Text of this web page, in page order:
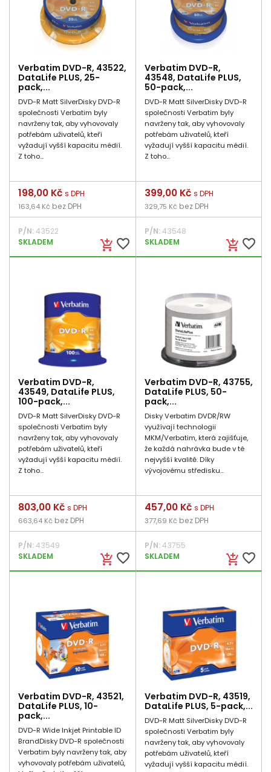
Verbatim DVD-R, 43522,
DataLife PLUS, 25-
pack,...
DVD-R Matt SilverDisky DVD-R
společnosti Verbatim byly
navrženy tak, aby vyhovovaly
potřebám uživatelů, kteří
vyžadují vyšší kapacitu médií.
Z toho...
add_shopping_cart favorite_border
Cena
198,00 Kč s DPH
163,64 Kč bez DPH
P/N:43522
SKLADEM
Verbatim DVD-R,
43548, DataLife PLUS,
50-pack,...
DVD-R Matt SilverDisky DVD-R
společnosti Verbatim byly
navrženy tak, aby vyhovovaly
potřebám uživatelů, kteří
vyžadují vyšší kapacitu médií.
Z toho...
add_shopping_cart favorite_border
Cena
399,00 Kč s DPH
329,75 Kč bez DPH
P/N:43548
SKLADEM
Verbatim DVD-R,
43549, DataLife PLUS,
100-pack,...
DVD-R Matt SilverDisky DVD-R
společnosti Verbatim byly
navrženy tak, aby vyhovovaly
potřebám uživatelů, kteří
vyžadují vyšší kapacitu médií.
Z toho...
add_shopping_cart favorite_border
Cena
803,00 Kč s DPH
663,64 Kč bez DPH
P/N:43549
SKLADEM
Verbatim DVD-R, 43755,
DataLife PLUS, 50-
pack,...
Disky Verbatim DVDR/RW
využívají technologii
MKM/Verbatim, která zajišťuje,
že každá nahrávka bude v té
nejvyšší kvalitě. Díky
vývojovému středisku...
add_shopping_cart favorite_border
Cena
457,00 Kč s DPH
377,69 Kč bez DPH
P/N:43755
SKLADEM
Verbatim DVD-R, 43521,
DataLife PLUS, 10-
pack,...
DVD-R Wide Inkjet Printable ID
BrandDisky DVD-R společnosti
Verbatim byly navrženy tak, aby
vyhovovaly potřebám uživatelů,
Verbatim DVD-R, 43519,
DataLife PLUS, 5-pack,...
DVD-R Matt SilverDisky DVD-R
společnosti Verbatim byly
navrženy tak, aby vyhovovaly
potřebám uživatelů, kteří
vyžadují vyšší kapacitu médií.